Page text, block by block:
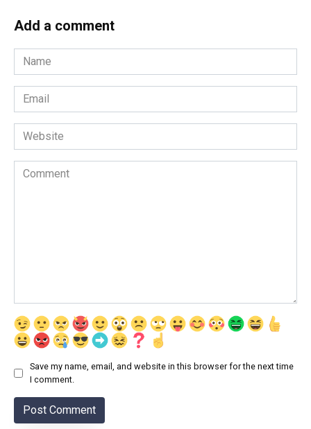
Add a comment
Name
*
Email
*
Website
Comment
Save my name, email, and website in this browser for the next time
I comment.